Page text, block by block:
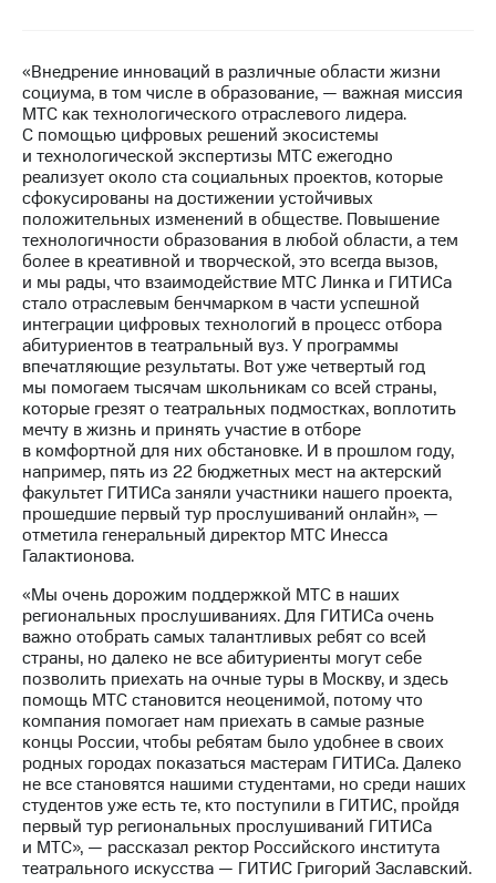
Новости
в
регионе
и акционерам
Корпоративное
управление
Корпоративный
секретарь
Раскрытие
информации
Информация
акционерам
Документы
ПАО
"МТС"
Собрания
акционеров
Личный
кабинет
акционера
Акционерный
капитал
Контроль
и
аудит
Рынок
акций
Описание
Программа
приобретения
Порядок
выкупа
акций
Дивиденды
Рынок
облигаций
«Внедрение инноваций в различные области жизни
социума, в том числе в образование, — важная миссия
МТС как технологического отраслевого лидера.
С помощью цифровых решений экосистемы
и технологической экспертизы МТС ежегодно
реализует около ста социальных проектов, которые
сфокусированы на достижении устойчивых
положительных изменений в обществе. Повышение
технологичности образования в любой области, а тем
более в креативной и творческой, это всегда вызов,
и мы рады, что взаимодействие МТС Линка и ГИТИСа
стало отраслевым бенчмарком в части успешной
интеграции цифровых технологий в процесс отбора
абитуриентов в театральный вуз. У программы
впечатляющие результаты. Вот уже четвертый год
мы помогаем тысячам школьникам со всей страны,
которые грезят о театральных подмостках, воплотить
мечту в жизнь и принять участие в отборе
в комфортной для них обстановке. И в прошлом году,
например, пять из 22 бюджетных мест на актерский
факультет ГИТИСа заняли участники нашего проекта,
прошедшие первый тур прослушиваний онлайн», —
отметила генеральный директор МТС Инесса
Галактионова.
«Мы очень дорожим поддержкой МТС в наших
региональных прослушиваниях. Для ГИТИСа очень
важно отобрать самых талантливых ребят со всей
страны, но далеко не все абитуриенты могут себе
позволить приехать на очные туры в Москву, и здесь
помощь МТС становится неоценимой, потому что
компания помогает нам приехать в самые разные
концы России, чтобы ребятам было удобнее в своих
родных городах показаться мастерам ГИТИСа. Далеко
не все становятся нашими студентами, но среди наших
студентов уже есть те, кто поступили в ГИТИС, пройдя
первый тур региональных прослушиваний ГИТИСа
и МТС», — рассказал ректор Российского института
театрального искусства — ГИТИС Григорий Заславский.